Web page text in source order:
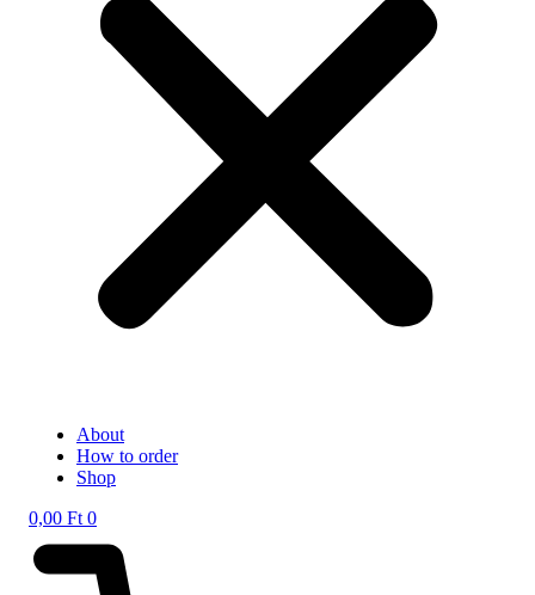
About
How to order
Shop
0,00 Ft 0